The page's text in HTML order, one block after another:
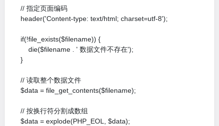
// 指定页面编码
header('Content-type: text/html; charset=utf-8');
if(!file_exists($filename)) {
die($filename . ' 数据文件不存在');
}
// 读取整个数据文件
$data = file_get_contents($filename);
// 按换行符分割成数组
$data = explode(PHP_EOL, $data);